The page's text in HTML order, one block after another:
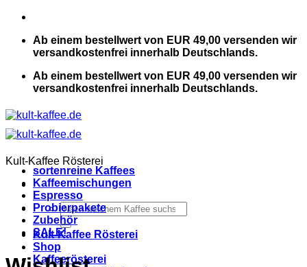
Zum
springenAb einem bestellwert von EUR 49,00 versenden wir
versandkostenfrei innerhalb Deutschlands.
Ab einem bestellwert von EUR 49,00 versenden wir
versandkostenfrei innerhalb Deutschlands.
Kult-Kaffee Rösterei
Suchen
nach:
Kult-Kaffee Rösterei
Shop
Kaffeerösterei
sortenreine Kaffees
Kaffeemischungen
Espresso
Probierpakete
Zubehör
SALE!